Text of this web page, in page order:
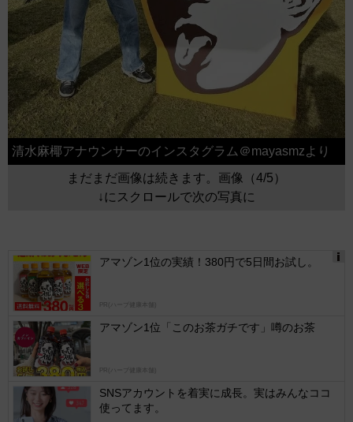
清水麻椰アナウンサーのインスタグラム＠mayasmzより
まだまだ画像は続きます。画像（4/5）
↓にスクロールで次の写真に
アマゾン1位の実績！380円で5日間お試し。
PR(ハーブ健康本舗)
アマゾン1位「このお茶ガチです」噂のお茶
PR(ハーブ健康本舗)
SNSアカウントを着実に成長。実はみんなココ
使ってます。